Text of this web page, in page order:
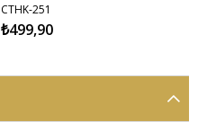
CTHK-251
₺499,90